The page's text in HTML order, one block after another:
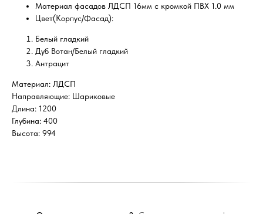
Материал фасадов ЛДСП 16мм с кромкой ПВХ 1.0 мм
Цвет(Корпус/Фасад):
Белый гладкий
Дуб Вотан/Белый гладкий
Антрацит
Материал: ЛДСП
Направляющие: Шариковые
Длина: 1200
Глубина: 400
Высота: 994